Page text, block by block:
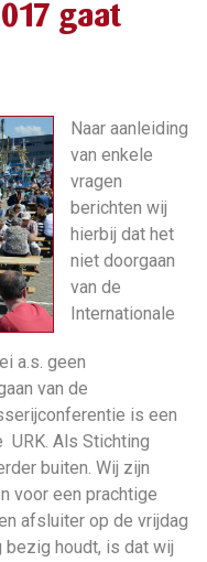
gaat
Naar aanleiding
van enkele
vragen
berichten wij
hierbij dat het
niet doorgaan
van de
Internationale
a.s. geen
van de
is een
Als Stichting
buiten. Wij zijn
voor een prachtige
afsluiter op de vrijdag
bezig houdt, is dat wij